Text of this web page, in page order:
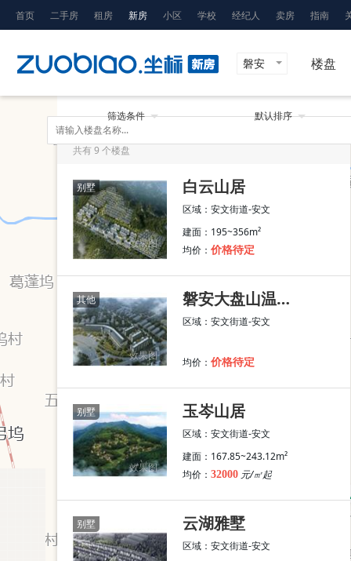
首页 二手房 租房 新房 小区 学校 经纪人 卖房 指南
磐安 楼盘
筛选条件 默认排序
共有9 个楼盘
效果图
别墅 白云山居
区域：安文街道-安文
建面：195~356m²
均价： 价格待定
效果图
其他 磐安大盘山温泉公寓
区域：安文街道-安文
均价： 价格待定
效果图
别墅 玉岑山居
区域：安文街道-安文
建面：167.85~243.12m²
均价： 32000 元/㎡起
别墅 云湖雅墅
区域：安文街道-安文